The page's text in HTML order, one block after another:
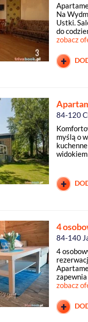
Na
Ustki.
do
zobacz
84-120
myślą o
4
84-140
4
zobacz